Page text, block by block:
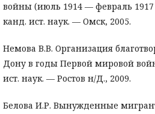
войны (июль 1914 — февраль 1917
канд. ист. наук. — Омск, 2005.
Немова В.В. Организация
Дону в годы Первой мировой
ист. наук. — Ростов н/Д., 2009.
Белова И.Р. Вынужденные